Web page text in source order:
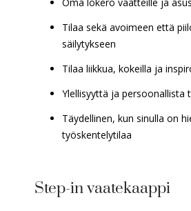
Oma lokero vaatteille ja
Tilaa sekä avoimeen että
säilytykseen
Tilaa liikkua, kokeilla ja
Ylellisyyttä ja persoonallista
Täydellinen, kun sinulla on
työskentelytilaa
Step-in vaatekaappi